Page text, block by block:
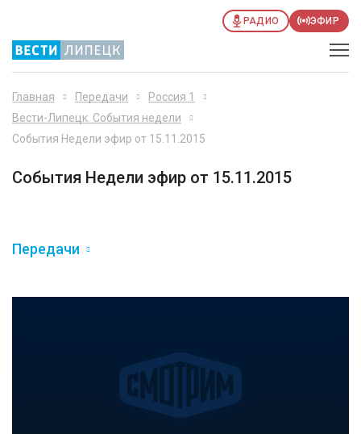
РАДИО ЭФИР
Главная Передачи
Россия 1
Вести-Липецк. События недели
События Недели эфир от 15.11.2015
События Недели эфир от 15.11.2015
Передачи